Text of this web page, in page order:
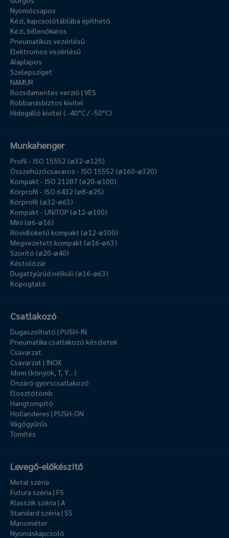
Nyomócsapos
Kézi, kapcsolótáblába építhető
Kézi, billenőkaros
Pneumatikus vezérlésű
Elektromos vezérlésű
Alaplapos
Szelepsziget
NAMUR
Rozsdamentes verzió | VES
Robbanásbiztos kivitel
Hidegálló kivitel ( -40°C / -50°C)
Munkahenger
Profil - ISO 15552 (ø32-ø125)
Összehúzócsavaros - ISO 15552 (ø160-ø320)
Kompakt - ISO 21287 (ø20-ø100)
Körprofil - ISO 6432 (ø8-ø25)
Körprofil (ø32-ø63)
Kompakt - UNITOP (ø12-ø100)
Mini (ø6-ø16)
Rövidlöketű kompakt (ø12-ø100)
Megvezetett kompakt (ø16-ø63)
Szorító (ø20-ø40)
Késtolózár
Dugattyúrúd nélküli (ø16-ø63)
Kopogtató
Csatlakozó
Dugaszolható | PUSH-IN
Pneumatika csatlakozó készletek
Csavarzat
Csavarzat | INOX
Idom (könyök, T, Y…)
Önzáró gyorscsatlakozó
Elosztótömb
Hangtompító
Hollanderes | PUSH-ON
Vágógyűrűs
Tömítés
Levegő-előkészítő
Metal széria
Futura széria | FS
Klasszik széria | A
Standard széria | SS
Manométer
Nyomáskapcsoló